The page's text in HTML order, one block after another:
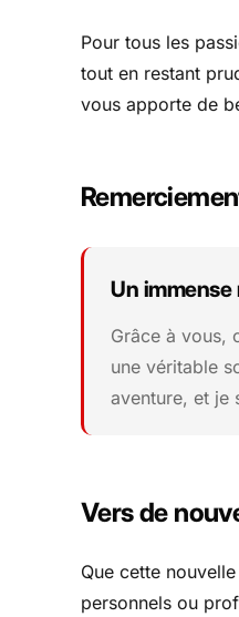
Pour tous les
tout en restant
vous apporte de
Un immense
Grâce à vous,
une véritable
aventure, et je
Vers de
Que cette
personnels ou